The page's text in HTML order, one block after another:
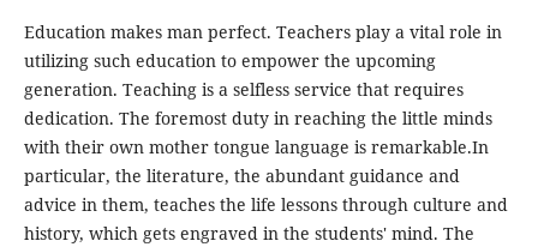
Education makes man perfect. Teachers play a vital role in
utilizing such education to empower the upcoming
generation. Teaching is a selfless service that requires
dedication. The foremost duty in reaching the little minds
with their own mother tongue language is remarkable.In
particular, the literature, the abundant guidance and
advice in them, teaches the life lessons through culture and
history, which gets engraved in the students' mind. The